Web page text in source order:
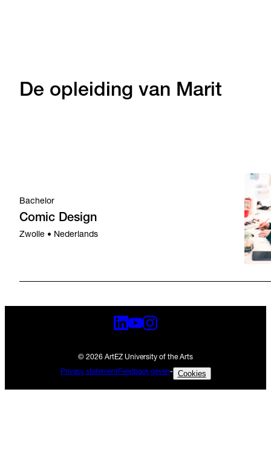
De opleiding van Marit
Bachelor
Comic Design
Zwolle • Nederlands
© 2026 ArtEZ University of the Arts
Privacy statementFeedback geven- Cookies